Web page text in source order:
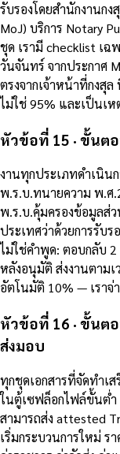
รับรองโดยสำนักงานก
MoJ) บริการ Notary
ชุด เรามี checklist เ
วันจันทร์ จากประกาศ
ตรงจากเจ้าหน้าที่กงสุ
ไม่ใช่ 95% และเป็นเห
หัวข้อที่ 15 · ขั้นต
งานทุกประเภทดำเนิน
พ.ร.บ.ทนายความ พ.ศ
พ.ร.บ.คุ้มครองข้อมูลส่ว
ประเทศว่าด้วยการรับ
ไม่ใช่คำพูด: ตอบกลับ 2
หลังอนุมัติ ส่งงานตามเ
อัตโนมัติ 10% — เราจ่
หัวข้อที่ 16 · ขั้นต
ส่งมอบ
ทุกชุดเอกสารที่จัดทำเ
ในตู้เซฟล็อกไฟล์ขั้นต่ำ
สามารถส่ง attested
เริ่มกระบวนการใหม่ ร